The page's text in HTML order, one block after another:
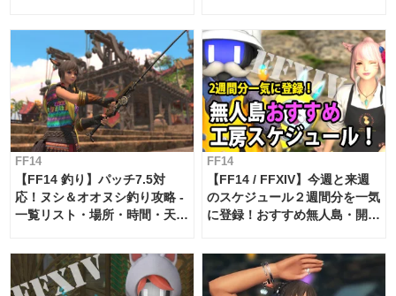
FF14
【FF14 釣り】パッチ7.5対
応！ヌシ＆オオヌシ釣り攻略 -
一覧リスト・場所・時間・天
FF14
【FF14 / FFXIV】今週と来週
のスケジュール２週間分を一気
に登録！おすすめ無人島・開拓